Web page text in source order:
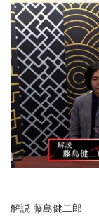
解説 藤島健二郎